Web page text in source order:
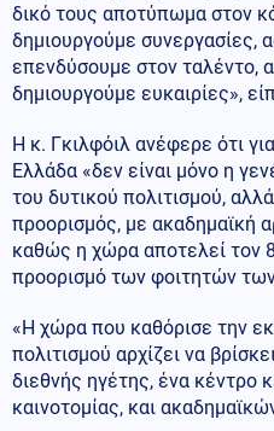
δικό τους αποτύπωμα στον
δημιουργούμε συνεργασίες,
επενδύσουμε στον ταλέντο,
δημιουργούμε ευκαιρίες»,
Η κ. Γκιλφόιλ ανέφερε ότι
Ελλάδα «δεν είναι μόνο η
του δυτικού πολιτισμού,
προορισμός, με ακαδημαϊκή
καθώς η χώρα αποτελεί τον
προορισμό των φοιτητών
«Η χώρα που καθόρισε την
πολιτισμού αρχίζει να
διεθνής ηγέτης, ένα κέντρο
καινοτομίας, και